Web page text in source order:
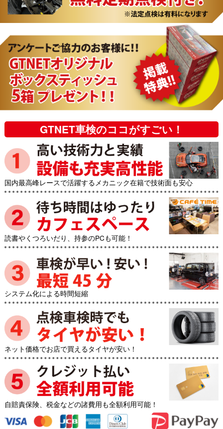
GTNET車検のココがすごい！
国内最高峰レースで活躍するメカニック在籍で技術面も安心
読書やくつろいだり、持参のPCも可能！
システム化による時間短縮
ネット価格でお店で買えるタイヤが安い！
自賠責保険、税金などの諸費用も全額利用可能！